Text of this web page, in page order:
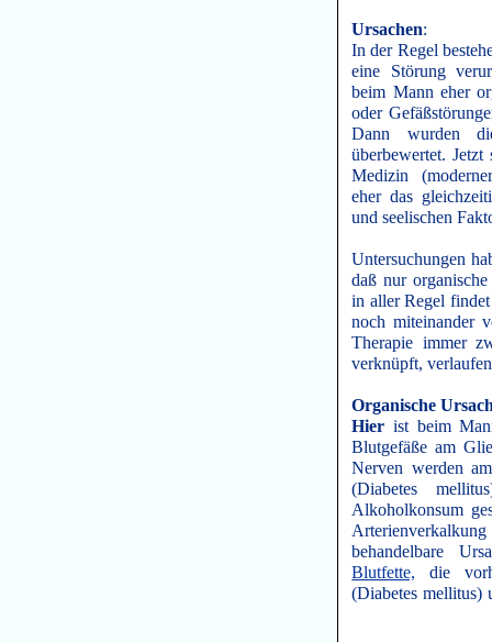
Ursachen:
In der Regel
eine Störung
beim Mann eher
oder
Dann wurden
überbewertet.
Medizin
eher das
und seelischen
Untersuchungen
daß nur
in aller Regel
noch miteinander
Therapie immer
verknüpft,
Organische
Hier ist beim
Blutgefäße am
Nerven werden
(Diabetes
Alkoholkonsum
behandelbare
Blutfette, die
(Diabetes mellitus)